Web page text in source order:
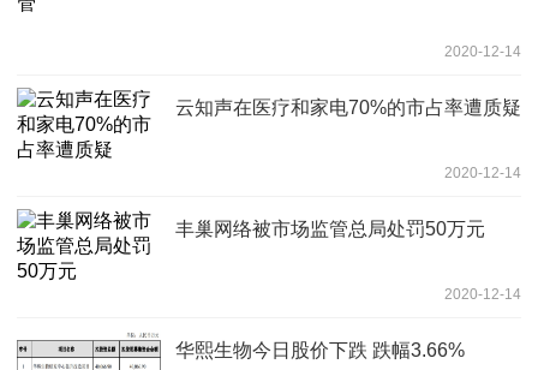
2020-12-14
云知声在医疗和家电70%的市占率遭质疑
2020-12-14
丰巢网络被市场监管总局处罚50万元
2020-12-14
华熙生物今日股价下跌 跌幅3.66%